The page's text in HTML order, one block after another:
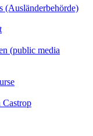
(Ausländerbehörde)
(public media
Castrop